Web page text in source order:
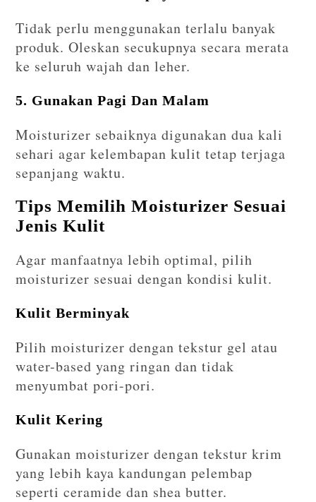
Tidak perlu menggunakan terlalu banyak
produk. Oleskan secukupnya secara merata
ke seluruh wajah dan leher.
5. Gunakan Pagi Dan Malam
Moisturizer sebaiknya digunakan dua kali
sehari agar kelembapan kulit tetap terjaga
sepanjang waktu.
Tips Memilih Moisturizer Sesuai
Jenis Kulit
Agar manfaatnya lebih optimal, pilih
moisturizer sesuai dengan kondisi kulit.
Kulit Berminyak
Pilih moisturizer dengan tekstur gel atau
water-based yang ringan dan tidak
menyumbat pori-pori.
Kulit Kering
Gunakan moisturizer dengan tekstur krim
yang lebih kaya kandungan pelembap
seperti ceramide dan shea butter.